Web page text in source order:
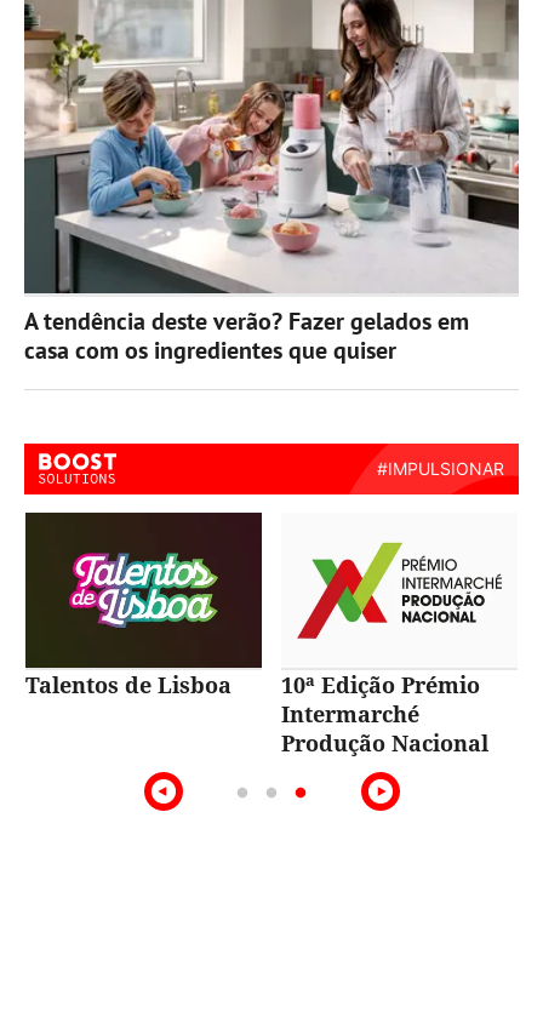
A tendência deste verão? Fazer gelados em
casa com os ingredientes que quiser
Talentos de Lisboa
10ª Edição Prémio
Intermarché
Produção Nacional